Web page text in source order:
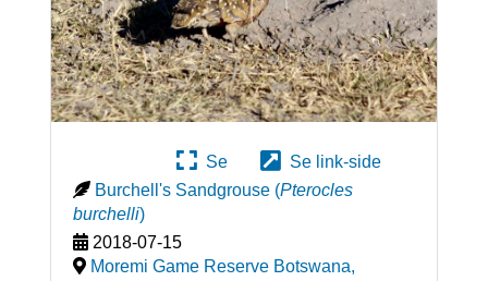
Se
Se link-side
Burchell's Sandgrouse (Pterocles
burchelli)
2018-07-15
Moremi Game Reserve Botswana,